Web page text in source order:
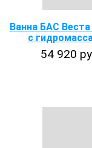
Ванна БАС Веста
с
54 920